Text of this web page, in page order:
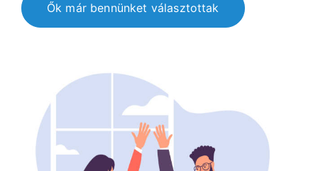
Ők már bennünket választottak